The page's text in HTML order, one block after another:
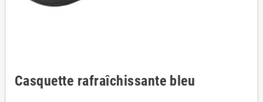
Casquette rafraîchissante bleu